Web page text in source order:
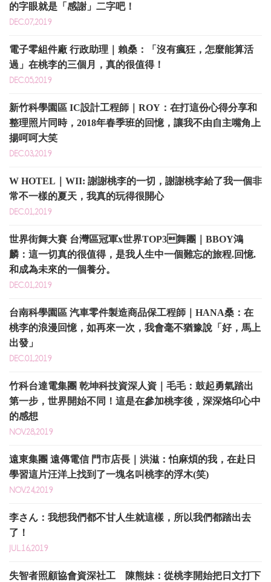
的字眼就是「感謝」二字吧！
DEC.07,2019
電子零組件廠 行政助理｜賴桑：「沒有瘋狂，怎麼能算活
過」在桃李的三個月，真的很值得！
DEC.05,2019
新竹科學園區 IC設計工程師｜ROY：在打這份心得分享和
整理照片同時，2018年春季班的回憶，讓我不由自主嘴角上
揚呵呵大笑
DEC.03,2019
W HOTEL｜WII: 謝謝桃李的一切，謝謝桃李給了我一個非
常不一樣的夏天，我真的玩得很開心
DEC.01,2019
世界街舞大賽 台灣區冠軍x世界TOP3舞團｜BBOY鴻
麟：這一切真的很值得，是我人生中一個難忘的旅程.回憶.
和成為未來的一個養分。
DEC.01,2019
台南科學園區 汽車零件製造商品保工程師｜HANA桑：在
桃李的浪漫回憶，如再來一次，我會毫不猶豫說「好，馬上
出發」
DEC.01,2019
竹科台達電集團 乾坤科技資深人資｜毛毛：鼓起勇氣踏出
第一步，世界開始不同！這是在參加桃李後，深深烙印心中
的感想
NOV.28,2019
遠東集團 遠傳電信 門市店長｜洪滋：怕麻煩的我，在赴日
學習這片汪洋上找到了一塊名叫桃李的浮木(笑)
NOV.24,2019
李さん：我想我們都不甘人生就這樣，所以我們都踏出去
了！
JUL.16,2019
失智者照顧協會資深社工 陳熊妹：從桃李開始把日文打下